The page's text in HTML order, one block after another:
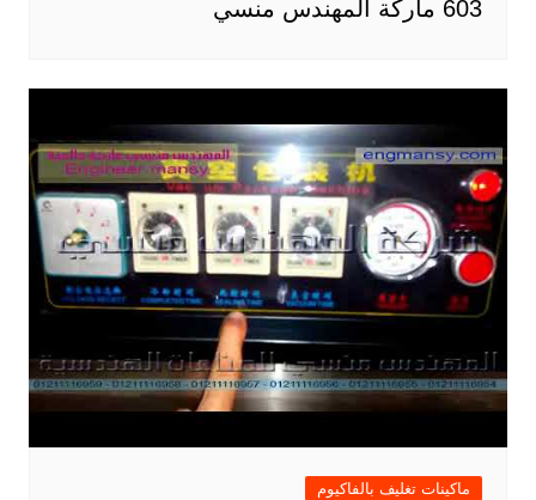
603 ماركة المهندس منسي
ماكينات تغليف بالفاكيوم